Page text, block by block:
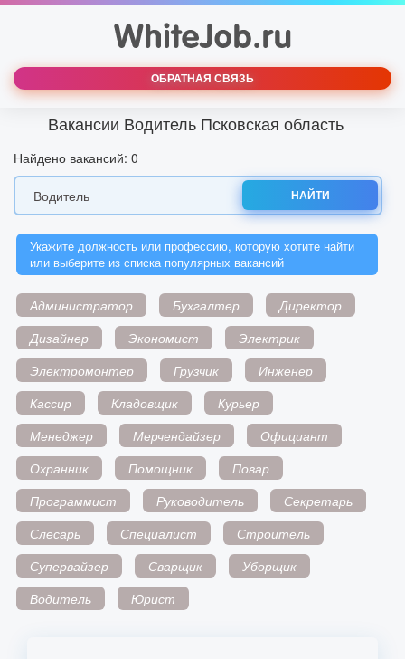
ОБРАТНАЯ СВЯЗЬ
Вакансии Водитель Псковская область
Найдено вакансий: 0
НАЙТИ
Укажите должность или профессию, которую хотите найти
или выберите из списка популярных вакансий
Администратор Бухгалтер
Директор
Дизайнер
Экономист
Электрик
Электромонтер
Грузчик
Инженер
Кассир
Кладовщик
Курьер
Менеджер
Мерчендайзер
Официант
Охранник
Помощник
Повар
Программист
Руководитель
Секретарь
Слесарь
Специалист
Строитель
Супервайзер
Сварщик
Уборщик
Водитель
Юрист